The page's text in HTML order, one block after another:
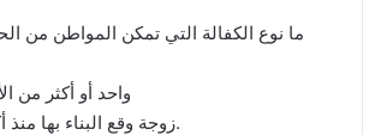
ما نوع الكفالة التي تمكن المواطن من
1 – واحد أو أكثر من
2 – زوجة وقع البناء بها منذ أكثر من سنتين.